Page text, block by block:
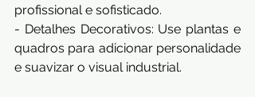
profissional e sofisticado.
- Detalhes Decorativos: Use plantas e
quadros para adicionar personalidade
e suavizar o visual industrial.